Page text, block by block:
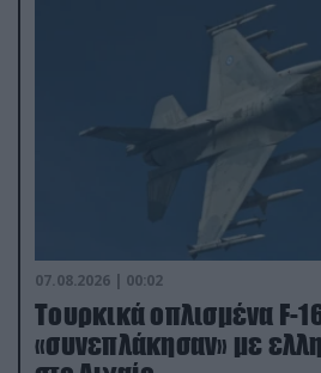
07.08.2026 | 00:02
Τουρκικά οπλισμένα F-
«συνεπλάκησαν» με